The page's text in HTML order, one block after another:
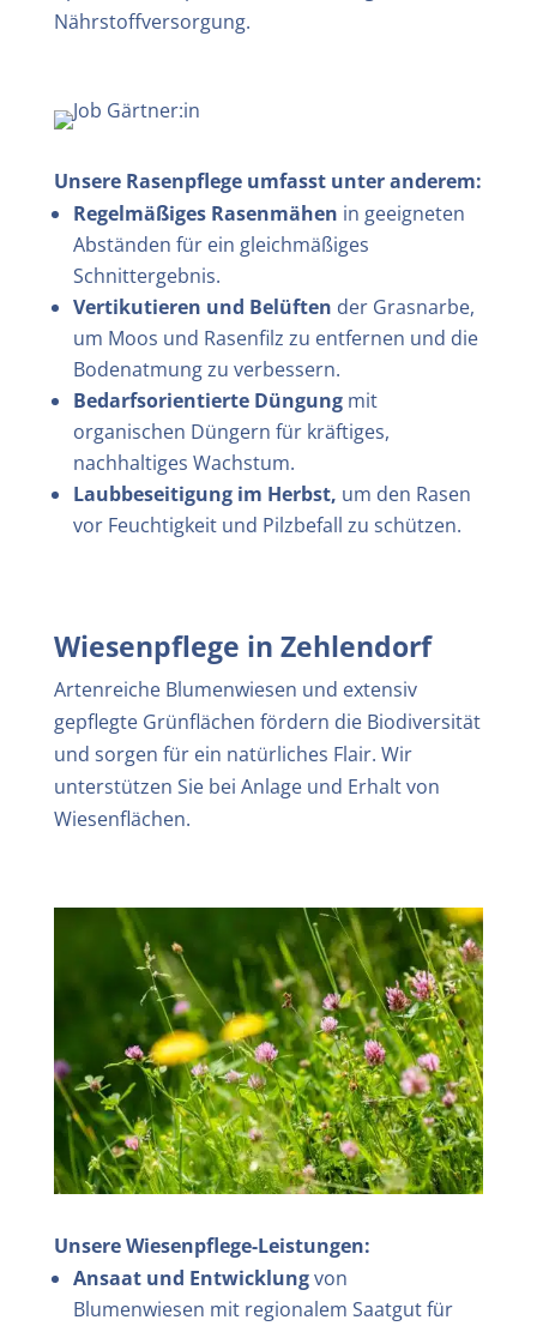
Nährstoffversorgung.
Unsere Rasenpflege umfasst unter anderem:
Regelmäßiges Rasenmähen in geeigneten
Abständen für ein gleichmäßiges
Schnittergebnis.
Vertikutieren und Belüften der Grasnarbe,
um Moos und Rasenfilz zu entfernen und die
Bodenatmung zu verbessern.
Bedarfsorientierte Düngungmit
organischen Düngern für kräftiges,
nachhaltiges Wachstum.
Laubbeseitigung im Herbst, um den Rasen
vor Feuchtigkeit und Pilzbefall zu schützen.
Wiesenpflege in Zehlendorf
Artenreiche Blumenwiesen und extensiv
gepflegte Grünflächen fördern die Biodiversität
und sorgen für ein natürliches Flair. Wir
unterstützen Sie bei Anlage und Erhalt von
Wiesenflächen.
Unsere Wiesenpflege-Leistungen:
Ansaat und Entwicklungvon
Blumenwiesen mit regionalem Saatgut für